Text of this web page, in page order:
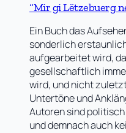
“Mir gi Lëtzebuerg
Ein Buch das
sonderlich
aufgearbeitet wird,
gesellschaftlich
wird, und nicht
Untertöne und
Autoren sind
und demnach auch